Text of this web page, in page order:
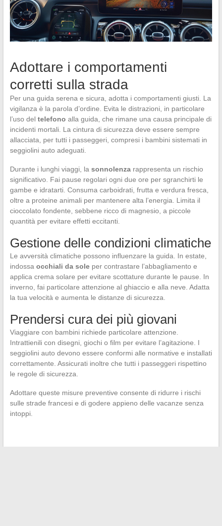
Adottare i comportamenti
corretti sulla strada
Per una guida serena e sicura, adotta i comportamenti giusti. La
vigilanza è la parola d’ordine. Evita le distrazioni, in particolare
l’uso del telefono alla guida, che rimane una causa principale di
incidenti mortali. La cintura di sicurezza deve essere sempre
allacciata, per tutti i passeggeri, compresi i bambini sistemati in
seggiolini auto adeguati.
Durante i lunghi viaggi, la sonnolenzarappresenta un rischio
significativo. Fai pause regolari ogni due ore per sgranchirti le
gambe e idratarti. Consuma carboidrati, frutta e verdura fresca,
oltre a proteine animali per mantenere alta l’energia. Limita il
cioccolato fondente, sebbene ricco di magnesio, a piccole
quantità per evitare effetti eccitanti.
Gestione delle condizioni climatiche
Le avversità climatiche possono influenzare la guida. In estate,
indossa occhiali da soleper contrastare l’abbagliamento e
applica crema solare per evitare scottature durante le pause. In
inverno, fai particolare attenzione al ghiaccio e alla neve. Adatta
la tua velocità e aumenta le distanze di sicurezza.
Prendersi cura dei più giovani
Viaggiare con bambini richiede particolare attenzione.
Intrattienili con disegni, giochi o film per evitare l’agitazione. I
seggiolini auto devono essere conformi alle normative e installati
correttamente. Assicurati inoltre che tutti i passeggeri rispettino
le regole di sicurezza.
Adottare queste misure preventive consente di ridurre i rischi
sulle strade francesi e di godere appieno delle vacanze senza
intoppi.